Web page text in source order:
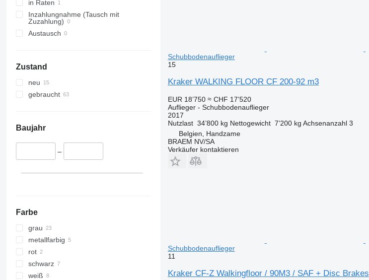
in Raten
Inzahlungnahme (Tausch mit
Zuzahlung)
Austausch
Zustand
neu
gebraucht
Baujahr
–
Farbe
grau
metallfarbig
rot
schwarz
weiß
Schubbodenauflieger
15
Kraker WALKING FLOOR CF 200-92 m3
EUR 18’750 ≈ CHF 17’520
Auflieger - Schubbodenauflieger
2017
Nutzlast 34’800 kg Nettogewicht 7’200 kg Achsenanzahl 3
Belgien, Handzame
BRAEM NV/SA
Verkäufer kontaktieren
Schubbodenauflieger
11
Kraker CF-Z Walkingfloor / 90M3 / SAF + Disc Brakes